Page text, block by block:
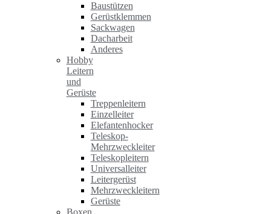
Baustützen
Gerüstklemmen
Sackwagen
Dacharbeit
Anderes
Hobby
Leitern
und
Gerüste
Treppenleitern
Einzelleiter
Elefantenhocker
Teleskop-
Mehrzweckleiter
Teleskopleitern
Universalleiter
Leitergerüst
Mehrzweckleitern
Gerüste
Boxen